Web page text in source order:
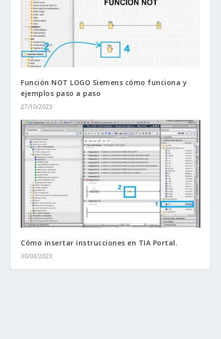
Función NOT LOGO Siemens cómo funciona y
ejemplos paso a paso
27/10/2023
Cómo insertar instrucciones en TIA Portal.
30/03/2023